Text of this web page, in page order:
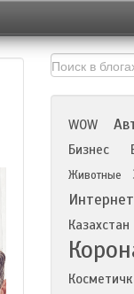
WOW
Бизнес
Животные
Интернет
Казахстан